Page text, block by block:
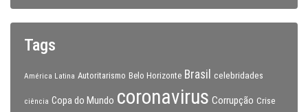
Tags
América Latina Autoritarismo Belo Horizonte Brasil celebridades
ciência Copa do Mundo coronavirus Corrupção Crise